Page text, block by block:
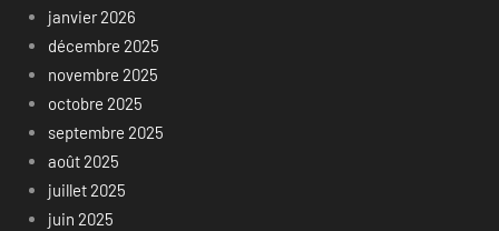
janvier 2026
décembre 2025
novembre 2025
octobre 2025
septembre 2025
août 2025
juillet 2025
juin 2025